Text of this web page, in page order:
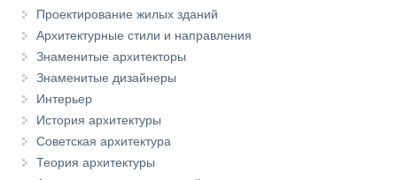
Проектирование жилых зданий
Архитектурные стили и направления
Знаменитые архитекторы
Знаменитые дизайнеры
Интерьер
История архитектуры
Советская архитектура
Теория архитектуры